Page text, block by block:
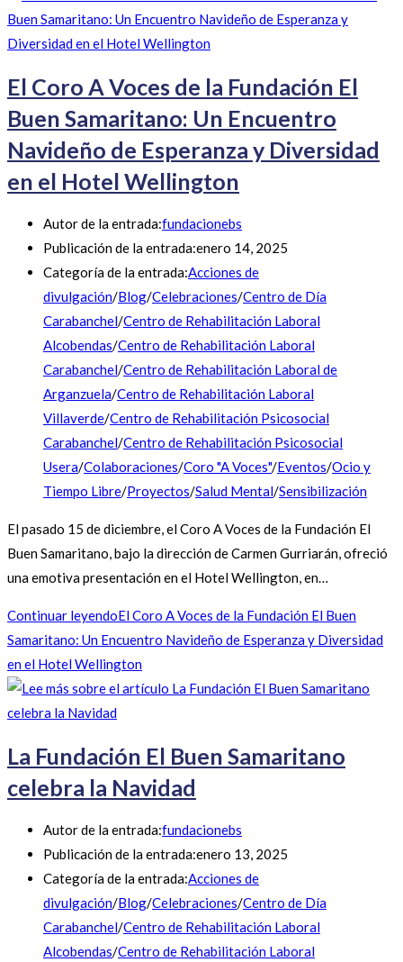
El Coro A Voces de la Fundación El
Buen Samaritano: Un Encuentro
Navideño de Esperanza y Diversidad
en el Hotel Wellington
Autor de la entrada:fundacionebs
Publicación de la entrada:enero 14, 2025
Categoría de la entrada:Acciones de
divulgación/Blog/Celebraciones/Centro de Día
Carabanchel/Centro de Rehabilitación Laboral
Alcobendas/Centro de Rehabilitación Laboral
Carabanchel/Centro de Rehabilitación Laboral de
Arganzuela/Centro de Rehabilitación Laboral
Villaverde/Centro de Rehabilitación Psicosocial
Carabanchel/Centro de Rehabilitación Psicosocial
Usera/Colaboraciones/Coro "A Voces"/Eventos/Ocio y
Tiempo Libre/Proyectos/Salud Mental/Sensibilización
El pasado 15 de diciembre, el Coro A Voces de la Fundación El
Buen Samaritano, bajo la dirección de Carmen Gurriarán, ofreció
una emotiva presentación en el Hotel Wellington, en…
Continuar leyendoEl Coro A Voces de la Fundación El Buen
Samaritano: Un Encuentro Navideño de Esperanza y Diversidad
en el Hotel Wellington
La Fundación El Buen Samaritano
celebra la Navidad
Autor de la entrada:fundacionebs
Publicación de la entrada:enero 13, 2025
Categoría de la entrada:Acciones de
divulgación/Blog/Celebraciones/Centro de Día
Carabanchel/Centro de Rehabilitación Laboral
Alcobendas/Centro de Rehabilitación Laboral